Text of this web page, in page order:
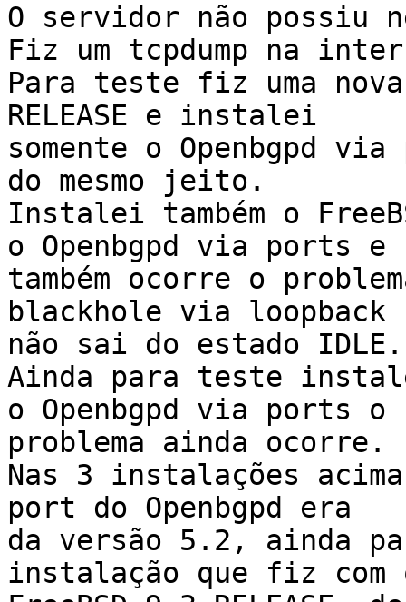
O servidor não possiu
Fiz um tcpdump na
Para teste fiz uma
RELEASE e instalei
somente o Openbgpd
do mesmo jeito.
Instalei também o
o Openbgpd via ports e
também ocorre o
blackhole via loopback
não sai do estado IDLE.
Ainda para teste
o Openbgpd via ports o
problema ainda ocorre.
Nas 3 instalações
port do Openbgpd era
da versão 5.2, ainda
instalação que fiz